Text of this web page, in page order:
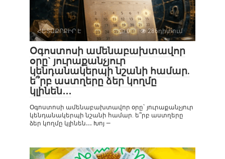
ՀԵՏԱՔՐՔԻՐ Է 0 286դիտում
Օգոստոսի ամենաբախտավոր
օրը` յուրաքանչյուր
կենդանակերպի նշանի համար.
ե՞րբ աստղերը ձեր կողմը
կլինեն․․․
Օգոստոսի ամենաբախտավոր օրը` յուրաքանչյուր
կենդանակերպի նշանի համար. ե՞րբ աստղերը
ձեր կողմը կլինեն․․․ Խոյ —